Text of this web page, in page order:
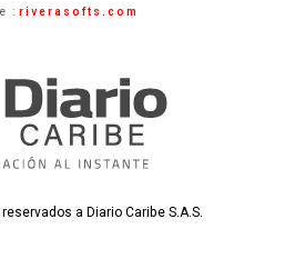
: riverasofts.com
a Diario Caribe S.A.S.